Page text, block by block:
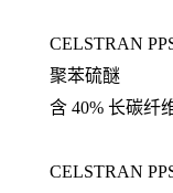
CELSTRAN
聚苯硫醚
含 40% 长碳纤
CELSTRAN